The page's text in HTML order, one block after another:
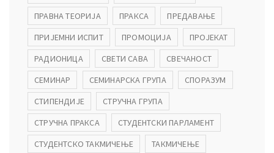
ПРАВНА ТЕОРИЈА
ПРАКСА
ПРЕДАВАЊЕ
ПРИЈЕМНИ ИСПИТ
ПРОМОЦИЈА
ПРОЈЕКАТ
РАДИОНИЦА
СВЕТИ САВА
СВЕЧАНОСТ
СЕМИНАР
СЕМИНАРСКА ГРУПА
СПОРАЗУМ
СТИПЕНДИЈЕ
СТРУЧНА ГРУПА
СТРУЧНА ПРАКСА
СТУДЕНТСКИ ПАРЛАМЕНТ
СТУДЕНТСКО ТАКМИЧЕЊЕ
ТАКМИЧЕЊЕ